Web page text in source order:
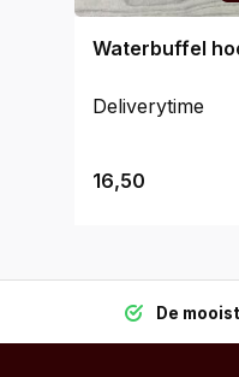
Waterbuffel
Deliverytime
16,50
De